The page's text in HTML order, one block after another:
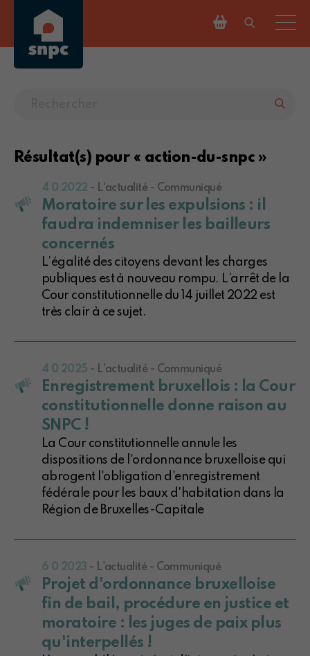
Résultat(s) pour « action-du-snpc »
4 0 2022 - L'actualité - Communiqué
Moratoire sur les expulsions : il
faudra indemniser les bailleurs
concernés
L’égalité des citoyens devant les charges
publiques est à nouveau rompu. L’arrêt de la
Cour constitutionnelle du 14 juillet 2022 est
très clair à ce sujet.
4 0 2025 - L'actualité - Communiqué
Enregistrement bruxellois : la Cour
constitutionnelle donne raison au
SNPC !
La Cour constitutionnelle annule les
dispositions de l'ordonnance bruxelloise qui
abrogent l'obligation d'enregistrement
fédérale pour les baux d'habitation dans la
Région de Bruxelles-Capitale
6 0 2023 - L'actualité - Communiqué
Projet d'ordonnance bruxelloise
fin de bail, procédure en justice et
moratoire : les juges de paix plus
qu'interpellés !